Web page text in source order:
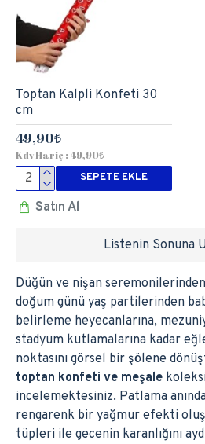
Düğün ve nişan
doğum günü yaş partilerinden
belirleme heyecanlarına,
stadyum kutlamalarına kadar
noktasını görsel bir şölene
toptan konfeti ve meşale
incelemektesiniz. Patlama
rengarenk bir yağmur efekti
tüpleri ile gecenin karanlığını
Toptan Kalpli Konfeti 30
cm
49,90₺
Kdv Hariç : 49,90₺
SEPETE EKLE
Satın Al
Listenin Sonuna